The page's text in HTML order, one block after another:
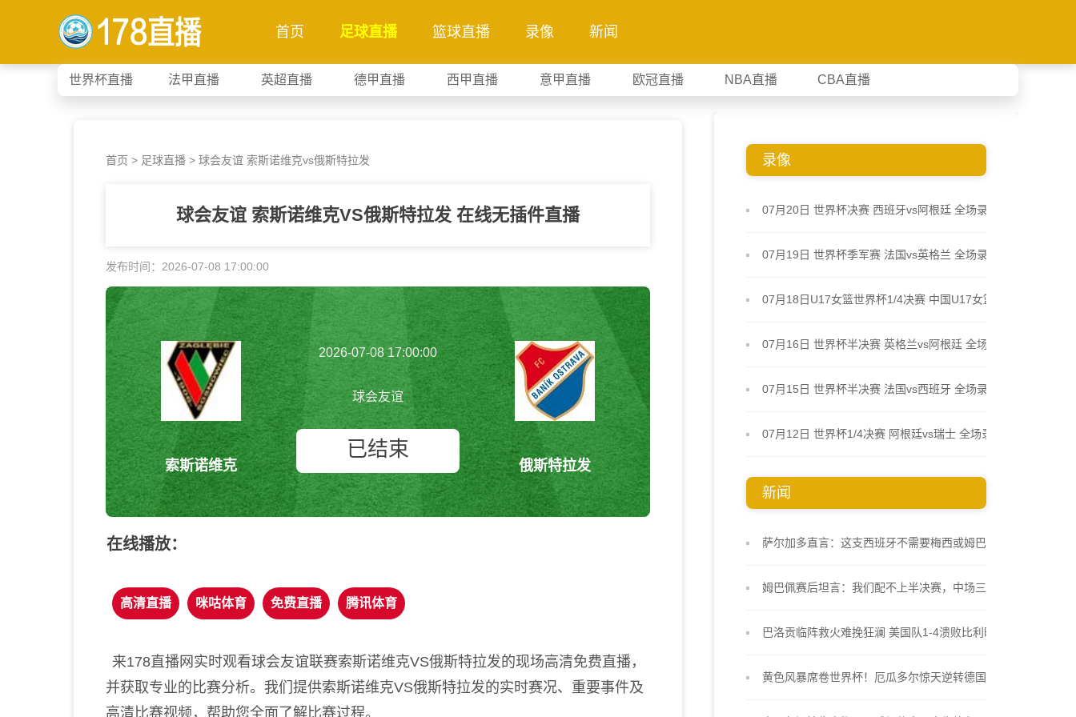
首页 足球直播 篮球直播 录像 新闻
世界杯直播 法甲直播 英超直播 德甲直播 西甲直播 意甲直播 欧冠直播 NBA直播 CBA直播
首页 > 足球直播 > 球会友谊 索斯诺维克vs俄斯特拉发
球会友谊 索斯诺维克VS俄斯特拉发 在线无插件直播
发布时间：2026-07-08 17:00:00
索斯诺维克
2026-07-08 17:00:00
球会友谊
已结束
俄斯特拉发
在线播放：
高清直播 咪咕体育 免费直播 腾讯体育
来178直播网实时观看球会友谊联赛索斯诺维克VS俄斯特拉发的现场高清免费直播，
并获取专业的比赛分析。我们提供索斯诺维克VS俄斯特拉发的实时赛况、重要事件及
高清比赛视频，帮助您全面了解比赛过程。
录像
07月20日 世界杯决赛 西班牙vs阿根廷 全场录像
07月19日 世界杯季军赛 法国vs英格兰 全场录像
07月18日U17女篮世界杯1/4决赛 中国U17女篮 - 加
07月16日 世界杯半决赛 英格兰vs阿根廷 全场录像
07月15日 世界杯半决赛 法国vs西班牙 全场录像
07月12日 世界杯1/4决赛 阿根廷vs瑞士 全场录像
新闻
萨尔加多直言：这支西班牙不需要梅西或姆巴佩 19岁
姆巴佩赛后坦言：我们配不上半决赛，中场三抢二把
巴洛贡临阵救火难挽狂澜 美国队1-4溃败比利时止步
黄色风暴席卷世界杯！厄瓜多尔惊天逆转德国 非洲大